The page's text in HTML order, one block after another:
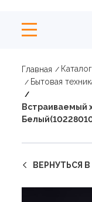
Главная
Бытовая
Встраиваемый
ВЕРНУТЬСЯ